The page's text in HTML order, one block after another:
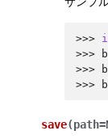
>>>
>>>
>>>
>>>
save(path=